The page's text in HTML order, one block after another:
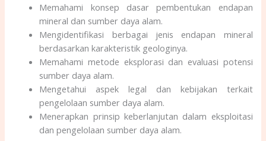
Memahami konsep dasar pembentukan endapan
mineral dan sumber daya alam.
Mengidentifikasi berbagai jenis endapan mineral
berdasarkan karakteristik geologinya.
Memahami metode eksplorasi dan evaluasi potensi
sumber daya alam.
Mengetahui aspek legal dan kebijakan terkait
pengelolaan sumber daya alam.
Menerapkan prinsip keberlanjutan dalam eksploitasi
dan pengelolaan sumber daya alam.